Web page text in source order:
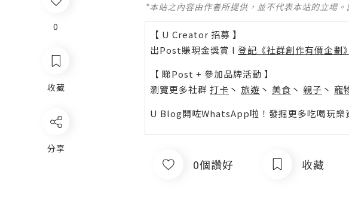
0
收藏
分享
*本站之內容由作者所提供，並不代表本站的立場
【 U Creator 招募 】
出Post賺現金獎賞 l 登記《社群創作有價企劃》
【 睇Post + 參加品牌活動 】
瀏覽更多社群 打卡 丶 旅遊 丶 美食 丶 親子 丶 寵
U Blog開咗WhatsApp啦！發掘更多吃喝玩樂
0個讚好 收藏